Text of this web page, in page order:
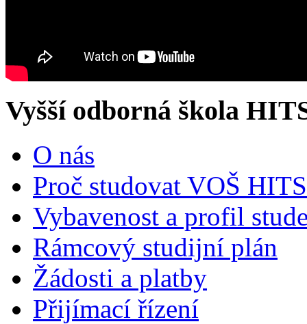
Vyšší odborná škola
O nás
Proč studovat VOŠ HITS
Vybavenost a profil
Rámcový studijní plán
Žádosti a platby
Přijímací řízení